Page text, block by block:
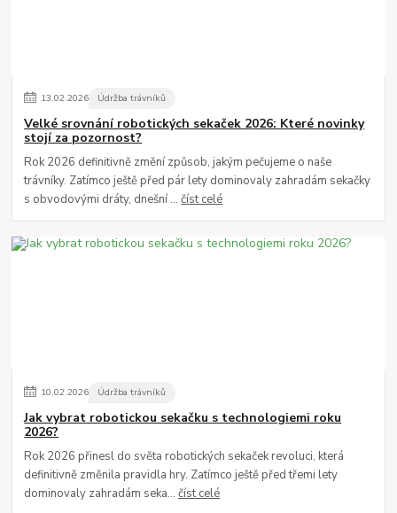
13.02.2026 Údržba trávníků
Velké srovnání robotických sekaček 2026: Které novinky
stojí za pozornost?
Rok 2026 definitivně změní způsob, jakým pečujeme o naše
trávníky. Zatímco ještě před pár lety dominovaly zahradám sekačky
s obvodovými dráty, dnešní ...číst celé
10.02.2026 Údržba trávníků
Jak vybrat robotickou sekačku s technologiemi roku
2026?
Rok 2026 přinesl do světa robotických sekaček revoluci, která
definitivně změnila pravidla hry. Zatímco ještě před třemi lety
dominovaly zahradám seka...číst celé